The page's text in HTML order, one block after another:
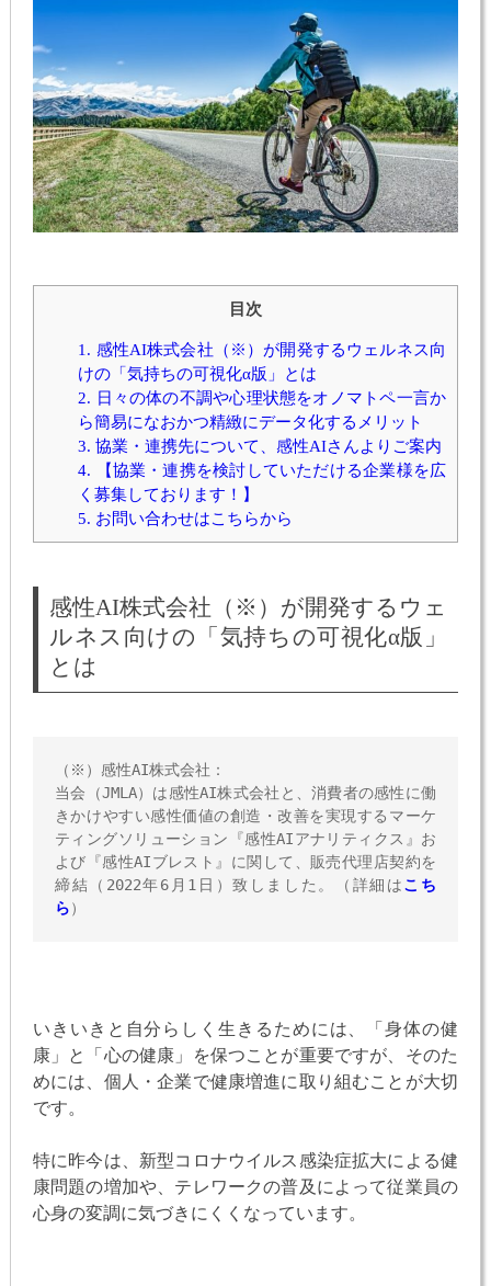
目次
1. 感性AI株式会社（※）が開発するウェルネス向
けの「気持ちの可視化α版」とは
2. 日々の体の不調や心理状態をオノマトペ一言か
ら簡易になおかつ精緻にデータ化するメリット
3. 協業・連携先について、感性AIさんよりご案内
4. 【協業・連携を検討していただける企業様を広
く募集しております！】
5. お問い合わせはこちらから
感性AI株式会社（※）が開発するウェ
ルネス向けの「気持ちの可視化α版」
とは
（※）感性AI株式会社：
当会（JMLA）は感性AI株式会社と、消費者の感性に働
きかけやすい感性価値の創造・改善を実現するマーケ
ティングソリューション『感性AIアナリティクス』お
よび『感性AIブレスト』に関して、販売代理店契約を
締結（2022年6月1日）致しました。（詳細はこち
ら）
いきいきと自分らしく生きるためには、「身体の健
康」と「心の健康」を保つことが重要ですが、そのた
めには、個人・企業で健康増進に取り組むことが大切
です。
特に昨今は、新型コロナウイルス感染症拡大による健
康問題の増加や、テレワークの普及によって従業員の
心身の変調に気づきにくくなっています。